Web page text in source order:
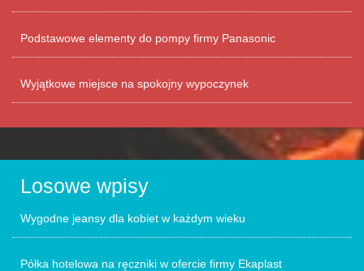
Podstawowe elementy do pompy firmy Panasonic
Wyjątkowe miejsce na spokojny wypoczynek
Losowe wpisy
Wygodne jeansy dla kobiet w każdym wieku
Półka hotelowa na ręczniki w ofercie firmy Ekaplast